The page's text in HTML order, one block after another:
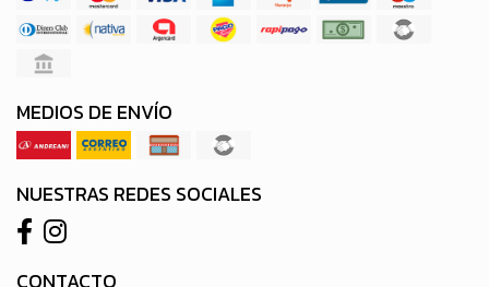
MEDIOS DE ENVÍO
NUESTRAS REDES SOCIALES
CONTACTO